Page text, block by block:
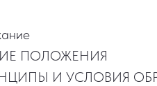
ПОЛОЖЕНИЯ
И УСЛОВИЯ